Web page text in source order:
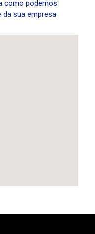
como podemos
da sua empresa